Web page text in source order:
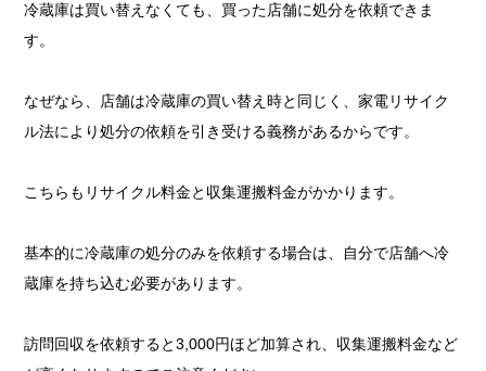
冷蔵庫は買い替えなくても、買った店舗に処分を依頼できま
す。
なぜなら、店舗は冷蔵庫の買い替え時と同じく、家電リサイク
ル法により処分の依頼を引き受ける義務があるからです。
こちらもリサイクル料金と収集運搬料金がかかります。
基本的に冷蔵庫の処分のみを依頼する場合は、自分で店舗へ冷
蔵庫を持ち込む必要があります。
訪問回収を依頼すると3,000円ほど加算され、収集運搬料金など